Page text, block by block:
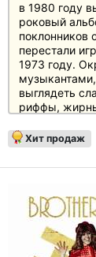
в 1980 году
роковый
поклонников
перестали
1973 году.
выглядеть
риффы,
3-е место в
Отзывы
треки на
блюзовыми
Хит продаж